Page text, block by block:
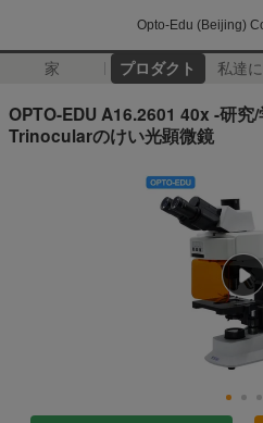
Opto-Edu (Beijing)
家 プロダクト 私達
OPTO-EDU A16.2601 40x -研
Trinocularのけい光顕微鏡